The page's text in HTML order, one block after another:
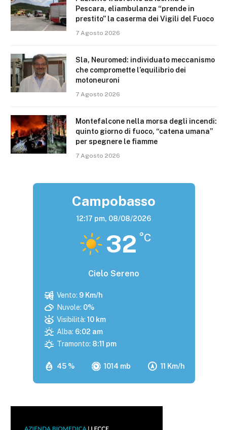
Pescara, eliambulanza “prende in
prestito” la caserma dei Vigili del Fuoco
7 Agosto 2026
Sla, Neuromed: individuato meccanismo
che compromette l’equilibrio dei
motoneuroni
7 Agosto 2026
Montefalcone nella morsa degli incendi:
quinto giorno di fuoco, “catena umana”
per spegnere le fiamme
7 Agosto 2026
Campobasso
12:17 pm, 08/08/2026
32 °C
Cielo Sereno
45 % 1014 mb 11 Km/h
Vento: 9 Km/h
Nuvole: 0%
Visibilità: 10 km
Alba: 6:02 am
Tramonto: 8:11 pm